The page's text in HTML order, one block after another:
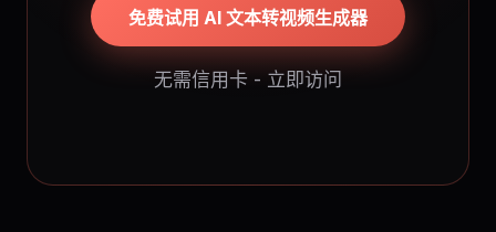
免费试用 AI 文本转视频生成器
无需信用卡 - 立即访问